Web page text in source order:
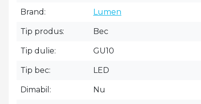
Brand Lumen
Tip produs Bec
Tip dulie GU10
Tip bec LED
Dimabil Nu